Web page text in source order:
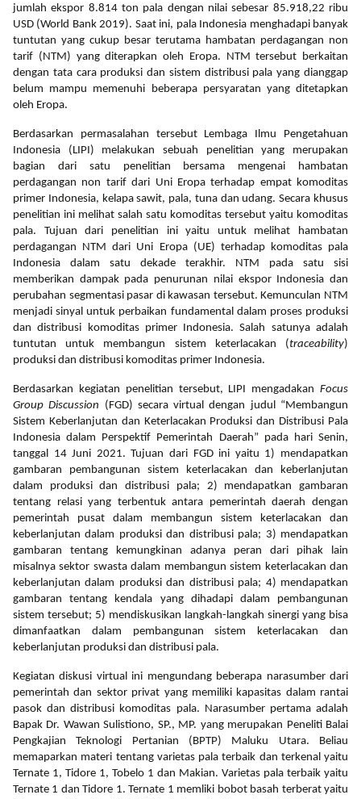
jumlah ekspor 8.814 ton pala dengan nilai sebesar 85.918,22 ribu
USD (World Bank 2019). Saat ini, pala Indonesia menghadapi banyak
tuntutan yang cukup besar terutama hambatan perdagangan non
tarif (NTM) yang diterapkan oleh Eropa. NTM tersebut berkaitan
dengan tata cara produksi dan sistem distribusi pala yang dianggap
belum mampu memenuhi beberapa persyaratan yang ditetapkan
oleh Eropa.
Berdasarkan permasalahan tersebut Lembaga Ilmu Pengetahuan
Indonesia (LIPI) melakukan sebuah penelitian yang merupakan
bagian dari satu penelitian bersama mengenai hambatan
perdagangan non tarif dari Uni Eropa terhadap empat komoditas
primer Indonesia, kelapa sawit, pala, tuna dan udang. Secara khusus
penelitian ini melihat salah satu komoditas tersebut yaitu komoditas
pala. Tujuan dari penelitian ini yaitu untuk melihat hambatan
perdagangan NTM dari Uni Eropa (UE) terhadap komoditas pala
Indonesia dalam satu dekade terakhir. NTM pada satu sisi
memberikan dampak pada penurunan nilai ekspor Indonesia dan
perubahan segmentasi pasar di kawasan tersebut. Kemunculan NTM
menjadi sinyal untuk perbaikan fundamental dalam proses produksi
dan distribusi komoditas primer Indonesia. Salah satunya adalah
tuntutan untuk membangun sistem keterlacakan (traceability)
produksi dan distribusi komoditas primer Indonesia.
Berdasarkan kegiatan penelitian tersebut, LIPI mengadakan Focus
Group Discussion (FGD) secara virtual dengan judul “Membangun
Sistem Keberlanjutan dan Keterlacakan Produksi dan Distribusi Pala
Indonesia dalam Perspektif Pemerintah Daerah” pada hari Senin,
tanggal 14 Juni 2021. Tujuan dari FGD ini yaitu 1) mendapatkan
gambaran pembangunan sistem keterlacakan dan keberlanjutan
dalam produksi dan distribusi pala; 2) mendapatkan gambaran
tentang relasi yang terbentuk antara pemerintah daerah dengan
pemerintah pusat dalam membangun sistem keterlacakan dan
keberlanjutan dalam produksi dan distribusi pala; 3) mendapatkan
gambaran tentang kemungkinan adanya peran dari pihak lain
misalnya sektor swasta dalam membangun sistem keterlacakan dan
keberlanjutan dalam produksi dan distribusi pala; 4) mendapatkan
gambaran tentang kendala yang dihadapi dalam pembangunan
sistem tersebut; 5) mendiskusikan langkah-langkah sinergi yang bisa
dimanfaatkan dalam pembangunan sistem keterlacakan dan
keberlanjutan produksi dan distribusi pala.
Kegiatan diskusi virtual ini mengundang beberapa narasumber dari
pemerintah dan sektor privat yang memiliki kapasitas dalam rantai
pasok dan distribusi komoditas pala. Narasumber pertama adalah
Bapak Dr. Wawan Sulistiono, SP., MP. yang merupakan Peneliti Balai
Pengkajian Teknologi Pertanian (BPTP) Maluku Utara. Beliau
memaparkan materi tentang varietas pala terbaik dan terkenal yaitu
Ternate 1, Tidore 1, Tobelo 1 dan Makian. Varietas pala terbaik yaitu
Ternate 1 dan Tidore 1. Ternate 1 memliki bobot basah terberat yaitu